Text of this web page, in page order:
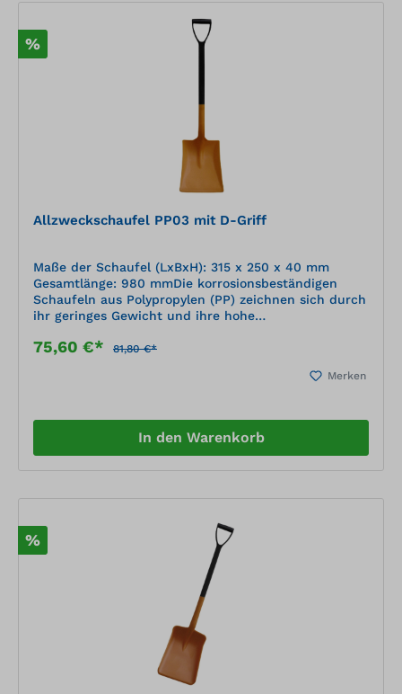
%
Allzweckschaufel PP03 mit D-Griff
Maße der Schaufel (LxBxH): 315 x 250 x 40 mm
Gesamtlänge: 980 mmDie korrosionsbeständigen
Schaufeln aus Polypropylen (PP) zeichnen sich durch
ihr geringes Gewicht und ihre hohe
haftend und korrosionsbeständig. Das Material ist
korrosionsbeständigen PP-Schaufeln sind ideal für
75,60 €* 81,80 €*
Merken
In den Warenkorb
%